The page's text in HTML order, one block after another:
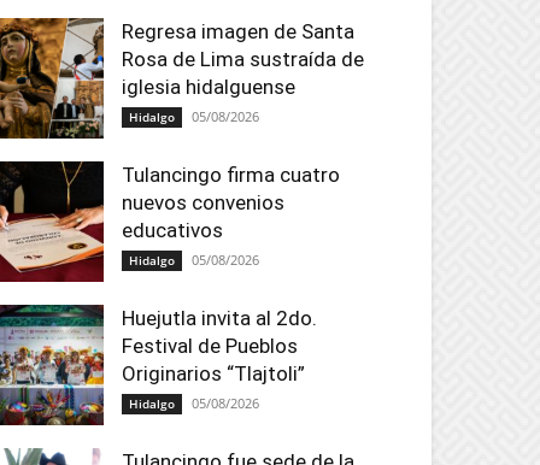
Regresa imagen de Santa
Rosa de Lima sustraída de
iglesia hidalguense
Hidalgo 05/08/2026
Tulancingo firma cuatro
nuevos convenios
educativos
Hidalgo 05/08/2026
Huejutla invita al 2do.
Festival de Pueblos
Originarios “Tlajtoli”
Hidalgo 05/08/2026